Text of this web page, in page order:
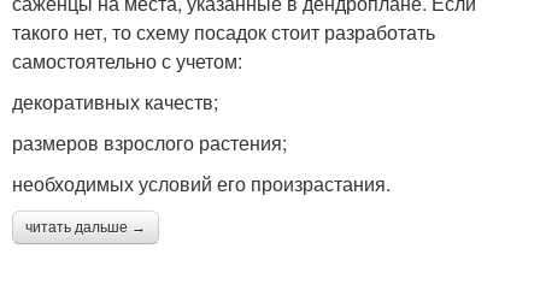
такого нет, то схему посадок стоит разработать
самостоятельно с учетом:
декоративных качеств;
размеров взрослого растения;
необходимых условий его произрастания.
читать дальше →